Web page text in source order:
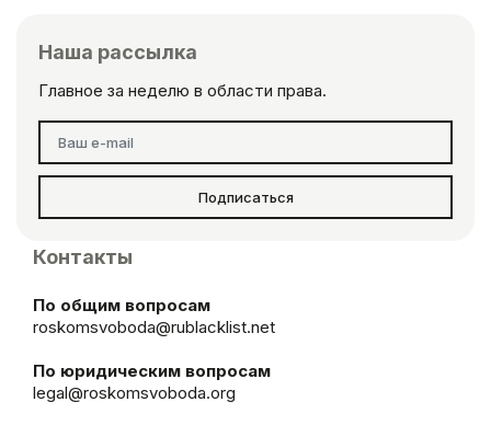
Наша рассылка
Главное за неделю в области права.
Подписаться
Контакты
По общим вопросам
roskomsvoboda@rublacklist.net
По юридическим вопросам
legal@roskomsvoboda.org